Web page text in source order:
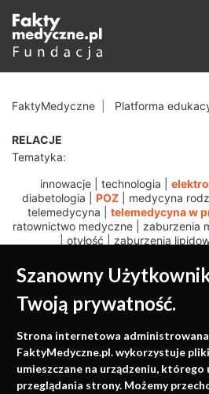
Szanowny
Twoją prywatność.
Strona internetowa administrowana
FaktyMedyczne.pl. wykorzystuje
umieszczane na urządzeniu, którego
przeglądania strony. Możemy
FaktyMedyczne Platforma
RELACJE
Tematyka:
innowacje| technologia
diabetologia
POZ| medycyna
telemedycyna
telemedycyna w
ratownictwo medyczne
zaburzenia
otyłość zaburzenia
Medycyna
Konferencje, szkolenia, e-